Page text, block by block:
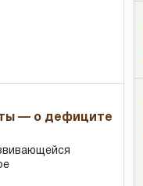
— о дефиците